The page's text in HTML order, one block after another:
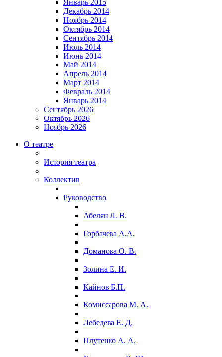
Январь 2015
Декабрь 2014
Ноябрь 2014
Октябрь 2014
Сентябрь 2014
Июль 2014
Июнь 2014
Май 2014
Апрель 2014
Март 2014
Февраль 2014
Январь 2014
Сентябрь 2026
Октябрь 2026
Ноябрь 2026
О театре
История театра
Коллектив
Руководство
Абелян Л. В.
Горбачева А.А.
Доманова О. В.
Золина Е. И.
Кайнов Б.П.
Комиссарова М. А.
Лебедева Е. Д.
Плутенко А. А.